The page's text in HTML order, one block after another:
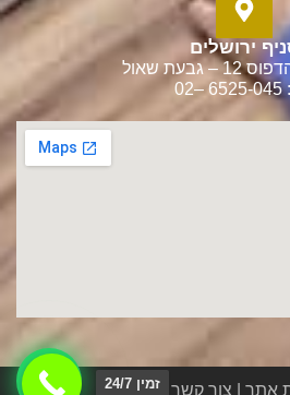
ירושלים
גבעת שאול
אתר צור קשר זמין 24/7